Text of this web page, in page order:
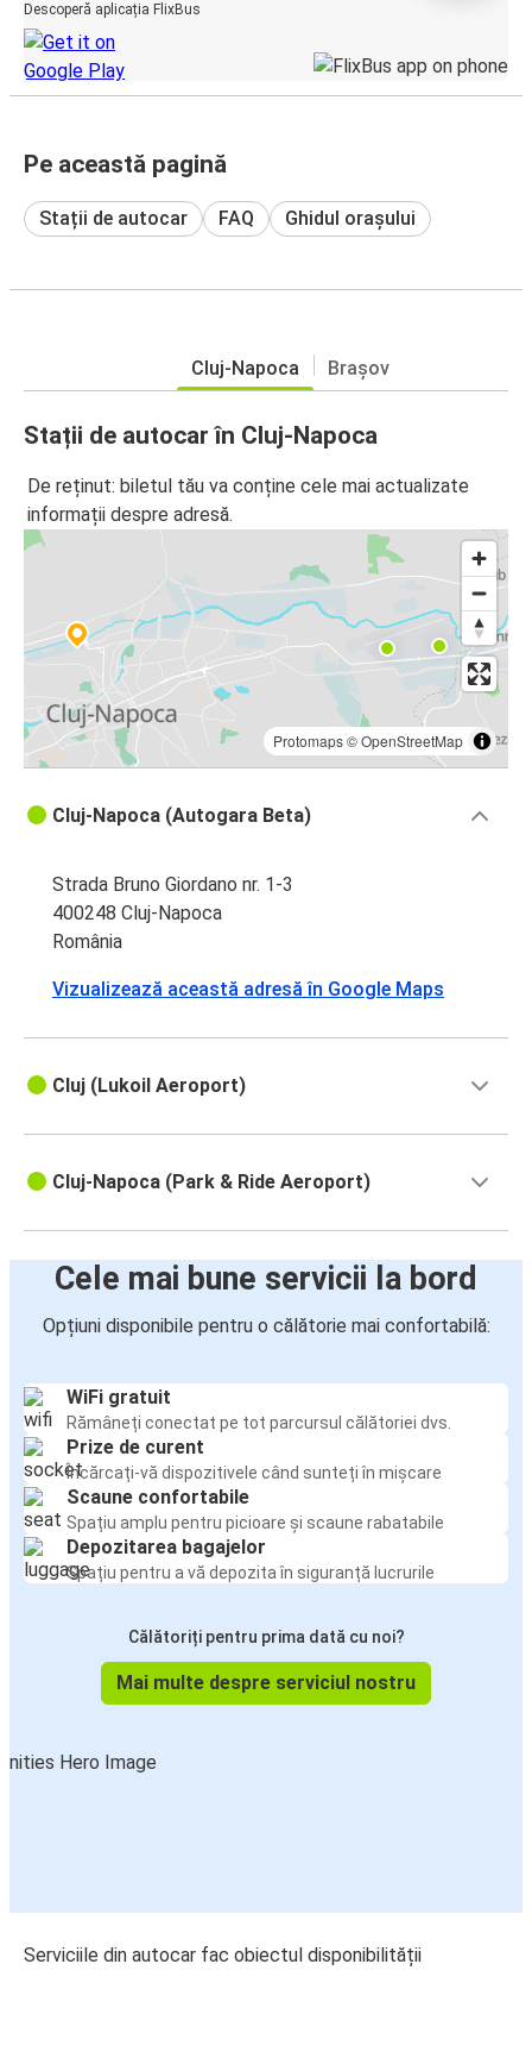
Descoperă aplicația FlixBus
Pe această pagină
Stații de autocar FAQ Ghidul orașului
Cluj-Napoca Brașov
Stații de autocar în Cluj-Napoca
De reținut: biletul tău va conține cele mai actualizate
informații despre adresă.
Protomaps©OpenStreetMap
Cluj-Napoca (Autogara Beta)
Strada Bruno Giordano nr. 1-3
400248 Cluj-Napoca
România
Vizualizează această adresă în Google Maps
Cluj (Lukoil Aeroport)
Cluj-Napoca (Park & Ride Aeroport)
Cele mai bune servicii la bord
Opțiuni disponibile pentru o călătorie mai confortabilă:
WiFi gratuit
Rămâneți conectat pe tot parcursul călătoriei dvs.
Prize de curent
Încărcați-vă dispozitivele când sunteți în mișcare
Scaune confortabile
Spațiu amplu pentru picioare și scaune rabatabile
Depozitarea bagajelor
Spațiu pentru a vă depozita în siguranță lucrurile
Călătoriți pentru prima dată cu noi?
Mai multe despre serviciul nostru
Serviciile din autocar fac obiectul disponibilității